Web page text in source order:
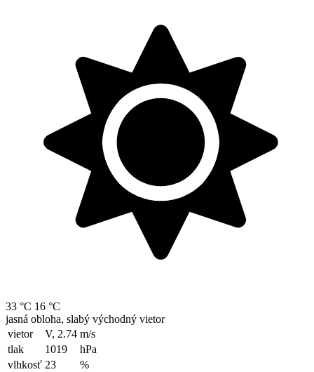
33 °C 16 °C
jasná obloha, slabý východný vietor
vietor
V, 2.74 m/s
tlak
1019
hPa
vlhkosť 23
%